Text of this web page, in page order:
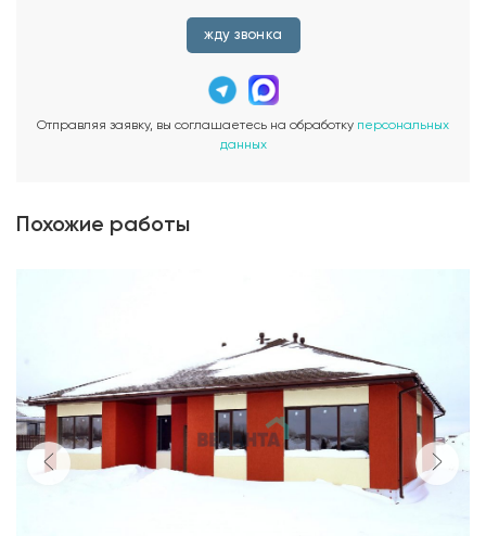
жду звонка
Отправляя заявку, вы соглашаетесь на обработку персональных
данных
Похожие работы